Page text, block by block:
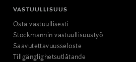
VASTUULLISUUS
Osta vastuullisesti
Stockmannin vastuullisuustyö
Saavutettavuusseloste
Tillgänglighetsutlåtande